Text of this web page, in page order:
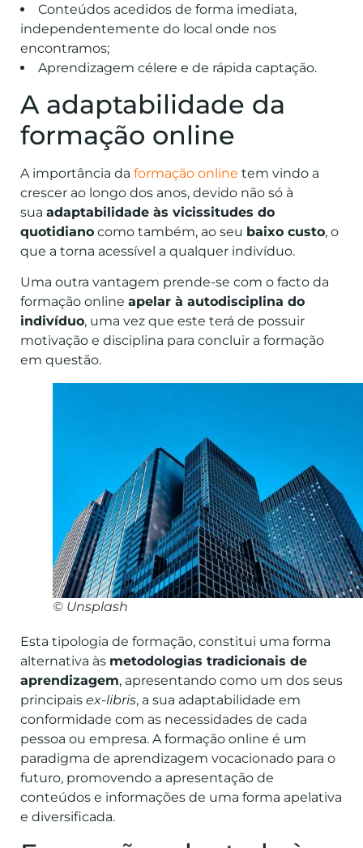
Conteúdos acedidos de forma imediata,
independentemente do local onde nos
encontramos;
Aprendizagem célere e de rápida captação.
A adaptabilidade da
formação online
A importância da formação online tem vindo a
crescer ao longo dos anos, devido não só à
sua adaptabilidade às vicissitudes do
quotidiano como também, ao seu baixo custo, o
que a torna acessível a qualquer indivíduo.
Uma outra vantagem prende-se com o facto da
formação online apelar à autodisciplina do
indivíduo, uma vez que este terá de possuir
motivação e disciplina para concluir a formação
em questão.
© Unsplash
Esta tipologia de formação, constitui uma forma
alternativa às metodologias tradicionais de
aprendizagem, apresentando como um dos seus
principais ex-libris, a sua adaptabilidade em
conformidade com as necessidades de cada
pessoa ou empresa. A formação online é um
paradigma de aprendizagem vocacionado para o
futuro, promovendo a apresentação de
conteúdos e informações de uma forma apelativa
e diversificada.